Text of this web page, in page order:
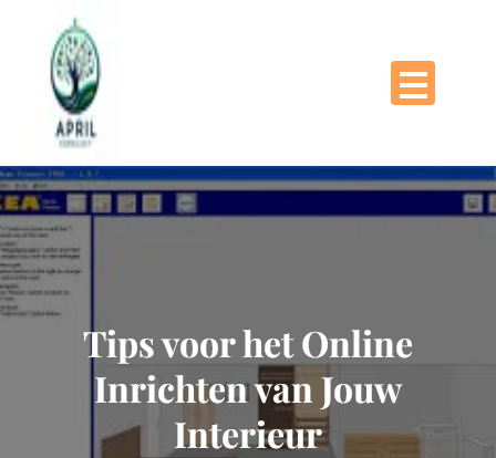
Tips voor het Online
Inrichten van Jouw
Interieur